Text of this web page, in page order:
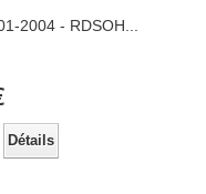
2004 - RDSOH...
Détails